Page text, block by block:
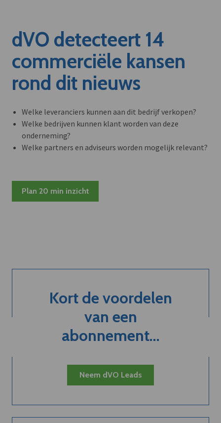
dVO detecteert 14
commerciële kansen
rond dit nieuws
Welke leveranciers kunnen aan dit bedrijf verkopen?
Welke bedrijven kunnen klant worden van deze
onderneming?
Welke partners en adviseurs worden mogelijk relevant?
Plan 20 min inzicht
Kort de voordelen
van een
abonnement...
Neem dVO Leads